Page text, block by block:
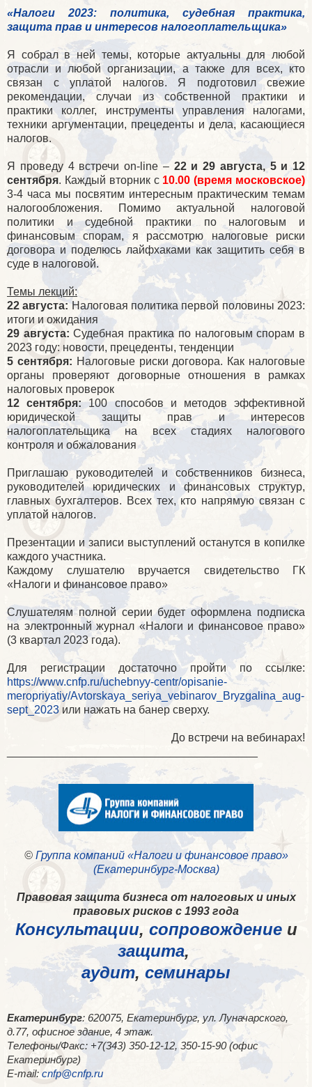
«Налоги 2023: политика, судебная практика,
защита прав и интересов налогоплательщика»
Я собрал в ней темы, которые актуальны для любой
отрасли и любой организации, а также для всех, кто
связан с уплатой налогов. Я подготовил свежие
рекомендации, случаи из собственной практики и
практики коллег, инструменты управления налогами,
техники аргументации, прецеденты и дела, касающиеся
налогов.
Я проведу 4 встречи on-line – 22 и 29 августа, 5 и 12
сентября. Каждый вторник с 10.00 (время московское)
3-4 часа мы посвятим интересным практическим темам
налогообложения. Помимо актуальной налоговой
политики и судебной практики по налоговым и
финансовым спорам, я рассмотрю налоговые риски
договора и поделюсь лайфхаками как защитить себя в
суде в налоговой.
Темы лекций:
22 августа:Налоговая политика первой половины 2023:
итоги и ожидания
29 августа: Судебная практика по налоговым спорам в
2023 году: новости, прецеденты, тенденции
5 сентября: Налоговые риски договора. Как налоговые
органы проверяют договорные отношения в рамках
налоговых проверок
12 сентября:100 способов и методов эффективной
юридической защиты прав и интересов
налогоплательщика на всех стадиях налогового
контроля и обжалования
Приглашаю руководителей и собственников бизнеса,
руководителей юридических и финансовых структур,
главных бухгалтеров. Всех тех, кто напрямую связан с
уплатой налогов.
Презентации и записи выступлений останутся в копилке
каждого участника.
Каждому слушателю вручается свидетельство ГК
«Налоги и финансовое право»
Слушателям полной серии будет оформлена подписка
на электронный журнал «Налоги и финансовое право»
(3 квартал 2023 года).
Для регистрации достаточно пройти по ссылке:
https://www.cnfp.ru/uchebnyy-centr/opisanie-
meropriyatiy/Avtorskaya_seriya_vebinarov_Bryzgalina_aug-
sept_2023 или нажать на банер сверху.
До встречи на вебинарах!
© Группа компаний «Налоги и финансовое право»
(Екатеринбург-Москва)
Правовая защита бизнеса от налоговых и иных
правовых рисков с 1993 года
Консультации, сопровождениеи
защита,
аудит, семинары
Екатеринбург: 620075, Екатеринбург, ул. Луначарского,
д.77, офисное здание, 4 этаж.
Телефоны/Факс: +7(343) 350-12-12, 350-15-90 (офис
Екатеринбург)
E-mail: cnfp@cnfp.ru